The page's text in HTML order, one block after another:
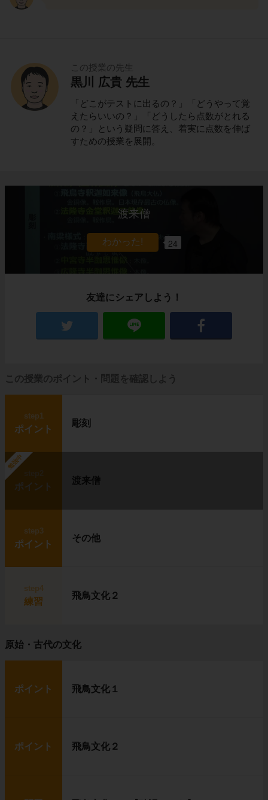
この授業の先生
黒川 広貴 先生
「どこがテストに出るの？」「どうやって覚
えたらいいの？」「どうしたら点数がとれる
の？」という疑問に答え、着実に点数を伸ば
すための授業を展開。
渡来僧
24
友達にシェアしよう！
この授業のポイント・問題を確認しよう
step1
ポイント
彫刻
勉強中
ポイント
渡来僧
step3
ポイント
その他
step4
練習
飛鳥文化２
原始・古代の文化
ポイント 飛鳥文化１
ポイント 飛鳥文化２